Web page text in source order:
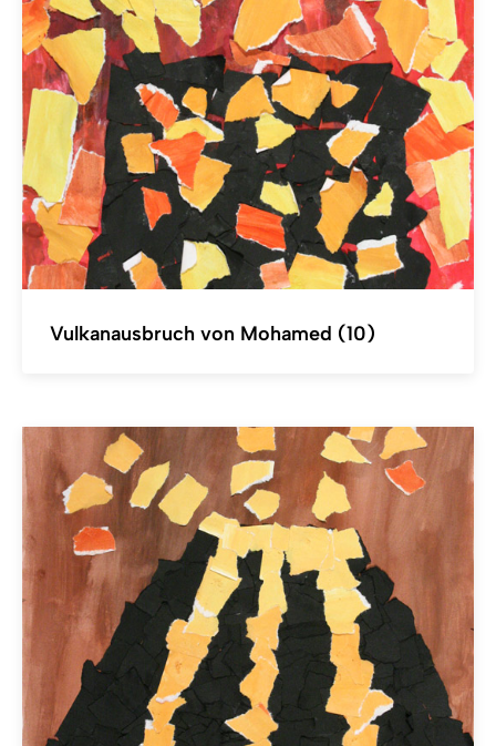
Vulkanausbruch von Mohamed (10)